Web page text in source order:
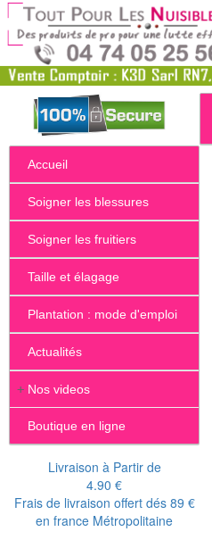
Accueil
Soigner les blessures
Soigner les fruitiers
Taille et élagage
Plantation : mode d'emploi
Actualités
+ Nos videos
Boutique en ligne
Livraison à Partir de
4.90 €
Frais de livraison offert dés 89 €
en france Métropolitaine